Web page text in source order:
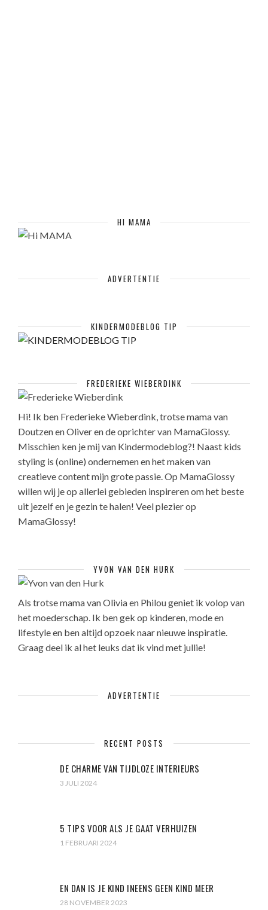
HI MAMA
ADVERTENTIE
KINDERMODEBLOG TIP
FREDERIEKE WIEBERDINK
Hi! Ik ben Frederieke Wieberdink, trotse mama van
Doutzen en Oliver en de oprichter van MamaGlossy.
Misschien ken je mij van Kindermodeblog?! Naast kids
styling is (online) ondernemen en het maken van
creatieve content mijn grote passie. Op MamaGlossy
willen wij je op allerlei gebieden inspireren om het beste
uit jezelf en je gezin te halen! Veel plezier op
MamaGlossy!
YVON VAN DEN HURK
Als trotse mama van Olivia en Philou geniet ik volop van
het moederschap. Ik ben gek op kinderen, mode en
lifestyle en ben altijd opzoek naar nieuwe inspiratie.
Graag deel ik al het leuks dat ik vind met jullie!
ADVERTENTIE
RECENT POSTS
DE CHARME VAN TIJDLOZE INTERIEURS
3 JULI 2024
5 TIPS VOOR ALS JE GAAT VERHUIZEN
1 FEBRUARI 2024
EN DAN IS JE KIND INEENS GEEN KIND MEER
28 NOVEMBER 2023